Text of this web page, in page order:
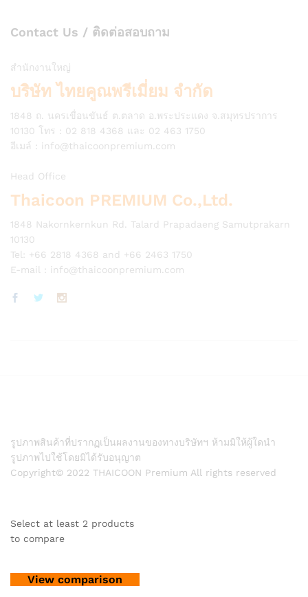
Contact Us / ติดต่อสอบถาม
สำนักงานใหญ่
บริษัท ไทยคูณพรีเมี่ยม จำกัด
1848 ถ. นครเขื่อนขันธ์ ต.ตลาด อ.พระประแดง จ.สมุทรปราการ
10130 โทร : 02 818 4368 และ 02 463 1750
อีเมล์ : info@thaicoonpremium.com
Head Office
Thaicoon PREMIUM Co.,Ltd.
1848 Nakornkernkun Rd. Talard Prapadaeng Samutprakarn
10130
Tel: +66 2818 4368 and +66 2463 1750
E-mail : info@thaicoonpremium.com
รูปภาพสินค้าที่ปรากฏเป็นผลงานของทางบริษัทฯ ห้ามมิให้ผู้ใดนำ
รูปภาพไปใช้โดยมิได้รับอนุญาต
Copyright© 2022 THAICOON Premium All rights reserved
Select at least 2 products
to compare
View comparison